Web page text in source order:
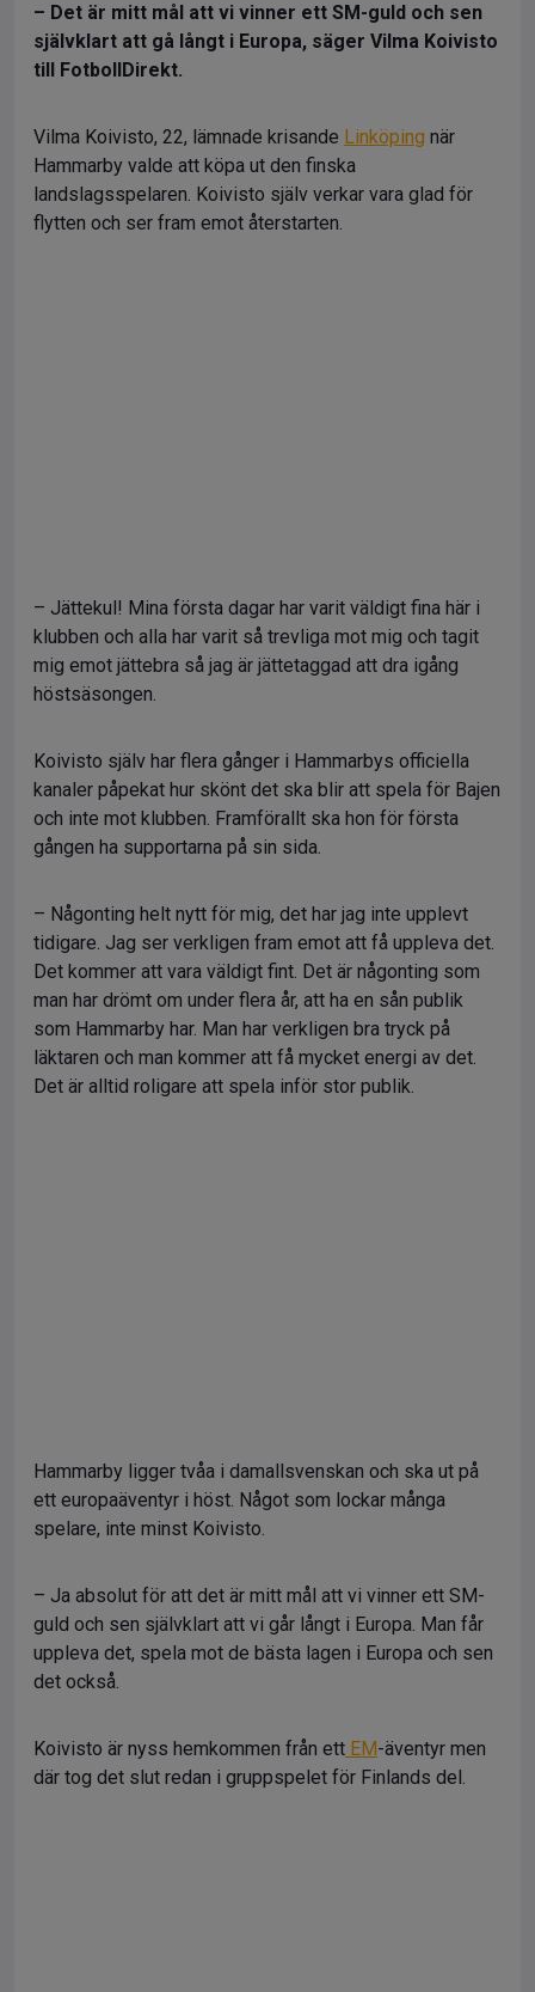
– Det är mitt mål att vi vinner ett SM-guld och sen
självklart att gå långt i Europa, säger Vilma Koivisto
till FotbollDirekt.
Vilma Koivisto, 22, lämnade krisande Linköping när
Hammarby valde att köpa ut den finska
landslagsspelaren. Koivisto själv verkar vara glad för
flytten och ser fram emot återstarten.
– Jättekul! Mina första dagar har varit väldigt fina här i
klubben och alla har varit så trevliga mot mig och tagit
mig emot jättebra så jag är jättetaggad att dra igång
höstsäsongen.
Koivisto själv har flera gånger i Hammarbys officiella
kanaler påpekat hur skönt det ska blir att spela för Bajen
och inte mot klubben. Framförallt ska hon för första
gången ha supportarna på sin sida.
– Någonting helt nytt för mig, det har jag inte upplevt
tidigare. Jag ser verkligen fram emot att få uppleva det.
Det kommer att vara väldigt fint. Det är någonting som
man har drömt om under flera år, att ha en sån publik
som Hammarby har. Man har verkligen bra tryck på
läktaren och man kommer att få mycket energi av det.
Det är alltid roligare att spela inför stor publik.
Hammarby ligger tvåa i damallsvenskan och ska ut på
ett europaäventyr i höst. Något som lockar många
spelare, inte minst Koivisto.
– Ja absolut för att det är mitt mål att vi vinner ett SM-
guld och sen självklart att vi går långt i Europa. Man får
uppleva det, spela mot de bästa lagen i Europa och sen
det också.
Koivisto är nyss hemkommen från ett EM-äventyr men
där tog det slut redan i gruppspelet för Finlands del.